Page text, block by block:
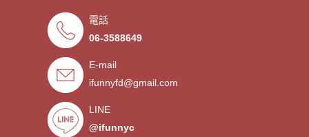
．來圖印製氣囊支架 低起訂量
．超低價少量手環客製
．禮贈品客製化服務，歡迎免費
索取樣品。
．氣囊支架客製服務 - 2019/08/30
．廣告扇製作工廠 -競選造勢熱
門宣傳贈品
．宮廟神明結緣品訂做
電話
06-3588649
E-mail
ifunnyfd@gmail.com
LINE
@ifunnyc